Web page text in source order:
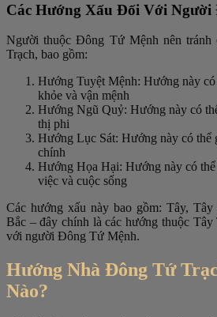
Các Hướng Xấu Đối Với Người
Người thuộc Đông Tứ Mệnh nên tránh
Trạch, bao gồm:
Hướng Tuyệt Mệnh: Hướng này
khỏe và vận mệnh
Hướng Ngũ Quỷ: Hướng này có
thị phi
Hướng Lục Sát: Hướng này có thể
chính
Hướng Họa Hại: Hướng này có
việc và cuộc sống
Các hướng xấu này bao gồm: Tây,
Bắc – đây chính là các hướng thuộc
với người Đông Tứ Mệnh.
Hướng Nhà Đông Tứ
Nào?